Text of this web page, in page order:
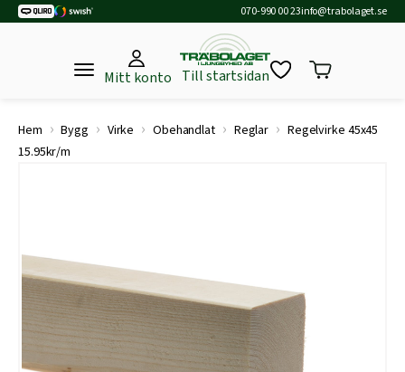
070-990 00 23info@trabolaget.se
Mitt konto Till startsidan
Hem › Bygg › Virke › Obehandlat › Reglar › Regelvirke 45x45
15.95kr/m